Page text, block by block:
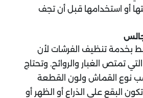
أو استخدامها قبل أن تجف
بخدمة تنظيف الفرشات لأن
تمتص الغبار والروائح. وتحتاج
نوع القماش ولون القطعة
البقع على الذراع أو الظهر أو